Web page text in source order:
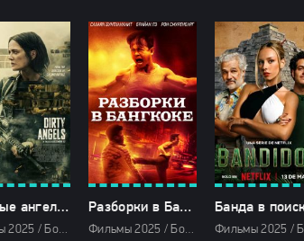
Грязные ангелы (2025)
Фильмы 2025 / Боевики 2025 / Драмы 2025 / Триллеры 2025 / Зарубежные фильмы 2025 / Новинки кино 2025 / Последние фильмы 2025 / Популярные фильмы / Смотреть фильмы онлайн
Разборки в Бангкоке (2025)
Фильмы 2025 / Боевики 2025 / Криминальные фильмы 2025 / Зарубежные фильмы 2025 / Новинки кино 2025 / Последние фильмы 2025 / Смотреть фильмы онлайн